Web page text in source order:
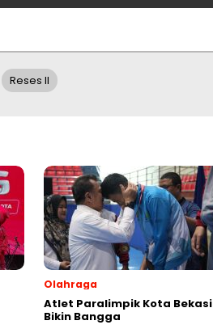
Reses II
Olahraga
Atlet Paralimpik Kota Bekasi
Bikin Bangga